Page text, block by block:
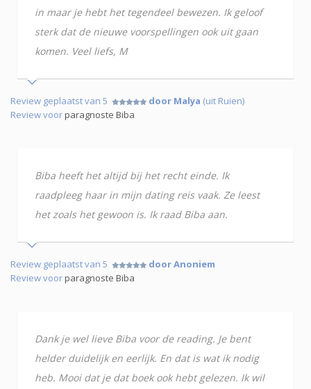
in maar je hebt het tegendeel bewezen. Ik geloof
sterk dat de nieuwe voorspellingen ook uit gaan
komen. Veel liefs, M
Review geplaatst van 5 door Malya (uit Ruien)
Review voorparagnoste Biba
Biba heeft het altijd bij het recht einde. Ik
raadpleeg haar in mijn dating reis vaak. Ze leest
het zoals het gewoon is. Ik raad Biba aan.
Review geplaatst van 5
door Anoniem
Review voorparagnoste Biba
Dank je wel lieve Biba voor de reading. Je bent
helder duidelijk en eerlijk. En dat is wat ik nodig
heb. Mooi dat je dat boek ook hebt gelezen. Ik wil